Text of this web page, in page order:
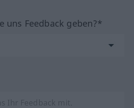
uns Feedback geben?*